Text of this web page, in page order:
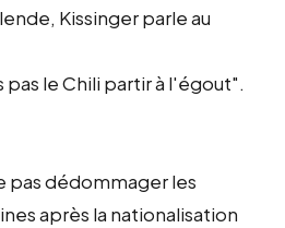
Kissinger parle au
pas le Chili partir à l'égout".
pas dédommager les
après la nationalisation